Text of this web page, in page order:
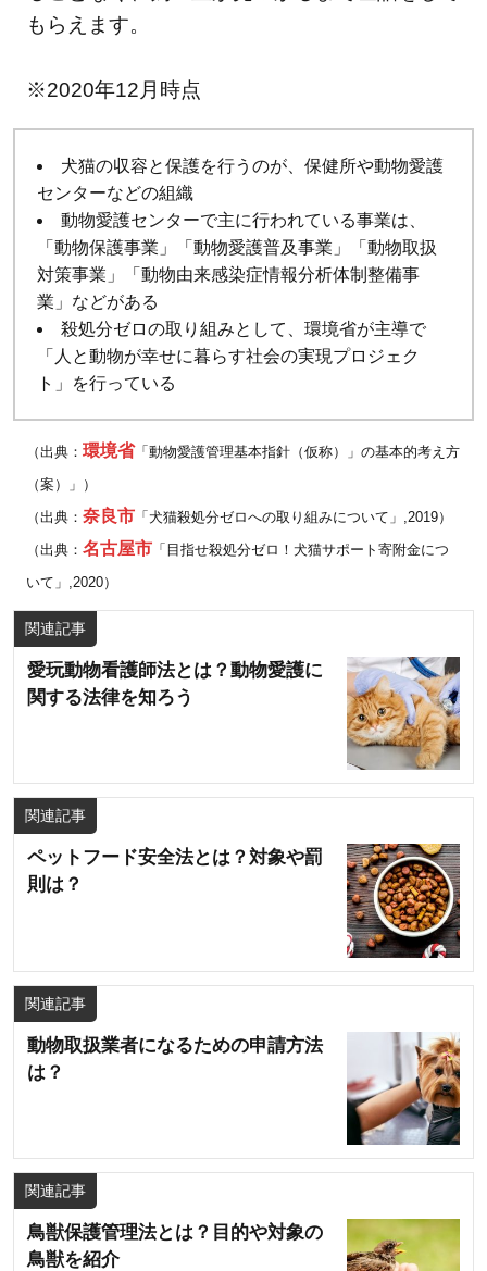
もらえます。
※2020年12月時点
犬猫の収容と保護を行うのが、保健所や動物愛護
センターなどの組織
動物愛護センターで主に行われている事業は、
「動物保護事業」「動物愛護普及事業」「動物取扱
対策事業」「動物由来感染症情報分析体制整備事
業」などがある
殺処分ゼロの取り組みとして、環境省が主導で
「人と動物が幸せに暮らす社会の実現プロジェク
ト」を行っている
（出典： 環境省「動物愛護管理基本指針（仮称）」の基本的考え方
（案）」）
（出典： 奈良市 「犬猫殺処分ゼロへの取り組みについて」,2019）
（出典： 名古屋市 「目指せ殺処分ゼロ！犬猫サポート寄附金につ
いて」,2020）
関連記事
愛玩動物看護師法とは？動物愛護に
関する法律を知ろう
関連記事
ペットフード安全法とは？対象や罰
則は？
関連記事
動物取扱業者になるための申請方法
は？
関連記事
鳥獣保護管理法とは？目的や対象の
鳥獣を紹介